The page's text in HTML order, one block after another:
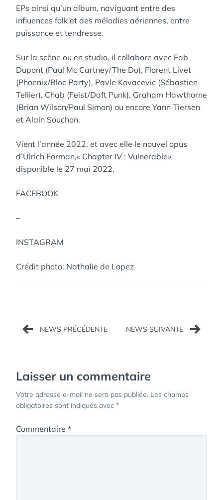
EPs ainsi qu’un album, naviguant entre des
influences folk et des mélodies aériennes, entre
puissance et tendresse.
Sur la scène ou en studio, il collabore avec Fab
Dupont (Paul Mc Cartney/The Do), Florent Livet
(Phoenix/Bloc Party), Pavle Kovacevic (Sébastien
Tellier), Chab (Feist/Daft Punk), Graham Hawthorne
(Brian Wilson/Paul Simon) ou encore Yann Tiersen
et Alain Souchon.
Vient l’année 2022, et avec elle le nouvel opus
d’Ulrich Forman,« Chapter IV : Vulnerable»
disponible le 27 mai 2022.
FACEBOOK
–
INSTAGRAM
Crédit photo: Nathalie de Lopez
Navigation
de
Laisser un commentaire
Votre adresse e-mail ne sera pas publiée. Les champs
obligatoires sont indiqués avec *
Commentaire *